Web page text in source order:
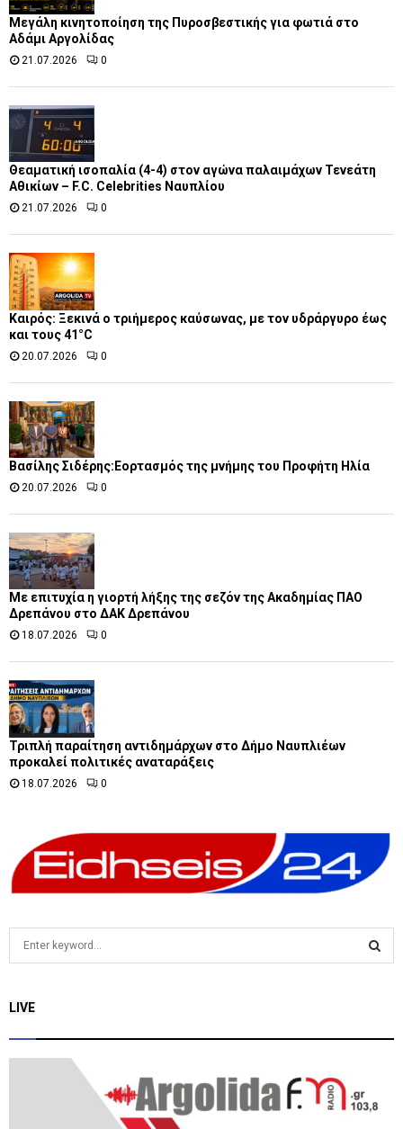
Μεγάλη κινητοποίηση της Πυροσβεστικής για φωτιά στο
Αδάμι Αργολίδας
21.07.2026 0
Θεαματική ισοπαλία (4-4) στον αγώνα παλαιμάχων Τενεάτη
Αθικίων – F.C. Celebrities Ναυπλίου
21.07.2026 0
Καιρός: Ξεκινά ο τριήμερος καύσωνας, με τον υδράργυρο έως
και τους 41°C
20.07.2026 0
Βασίλης Σιδέρης:Εορτασμός της μνήμης του Προφήτη Ηλία
20.07.2026 0
Με επιτυχία η γιορτή λήξης της σεζόν της Ακαδημίας ΠΑΟ
Δρεπάνου στο ΔΑΚ Δρεπάνου
18.07.2026 0
Τριπλή παραίτηση αντιδημάρχων στο Δήμο Ναυπλιέων
προκαλεί πολιτικές αναταράξεις
18.07.2026 0
cLIVE